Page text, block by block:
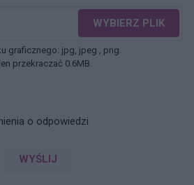
WYBIERZ PLIK
graficznego: jpg, jpeg , png.
przekraczać 0.6MB.
o odpowiedzi
WYŚLIJ